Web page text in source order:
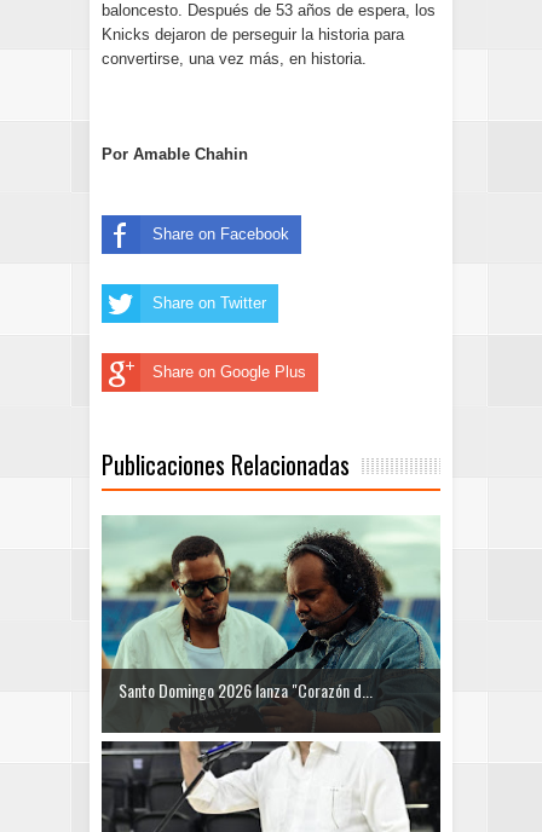
baloncesto. Después de 53 años de espera, los
Knicks dejaron de perseguir la historia para
convertirse, una vez más, en historia.
Por Amable Chahin
Share on Facebook
Share on Twitter
Share on Google Plus
Publicaciones Relacionadas
Santo Domingo 2026 lanza "Corazón d...